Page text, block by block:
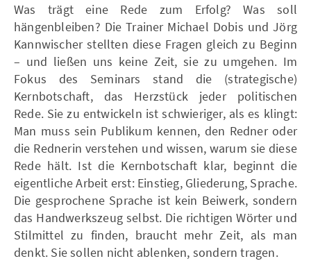
Was trägt eine Rede zum Erfolg? Was soll
hängenbleiben? Die Trainer Michael Dobis und Jörg
Kannwischer stellten diese Fragen gleich zu Beginn
– und ließen uns keine Zeit, sie zu umgehen. Im
Fokus des Seminars stand die (strategische)
Kernbotschaft, das Herzstück jeder politischen
Rede. Sie zu entwickeln ist schwieriger, als es klingt:
Man muss sein Publikum kennen, den Redner oder
die Rednerin verstehen und wissen, warum sie diese
Rede hält. Ist die Kernbotschaft klar, beginnt die
eigentliche Arbeit erst: Einstieg, Gliederung, Sprache.
Die gesprochene Sprache ist kein Beiwerk, sondern
das Handwerkszeug selbst. Die richtigen Wörter und
Stilmittel zu finden, braucht mehr Zeit, als man
denkt. Sie sollen nicht ablenken, sondern tragen.